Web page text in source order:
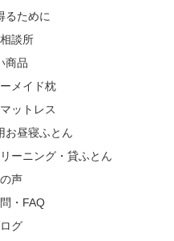
るために
談所
商品
メイド枕
ットレス
お昼寝ふとん
ーニング・貸ふとん
声
・FAQ
グ